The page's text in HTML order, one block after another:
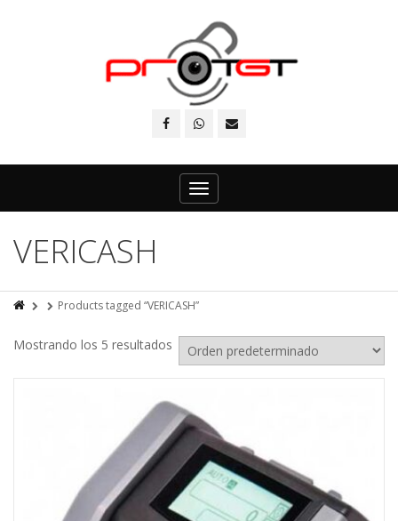
Toggle
navigation
VERICASH
Products tagged “VERICASH”
Mostrando los 5 resultados